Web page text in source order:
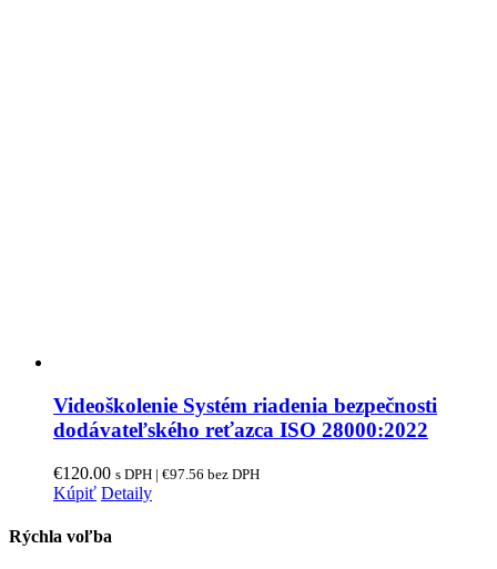
Videoškolenie Systém riadenia bezpečnosti
dodávateľského reťazca ISO 28000:2022
€120.00 s DPH | €97.56 bez DPH
Kúpiť Detaily
Rýchla voľba